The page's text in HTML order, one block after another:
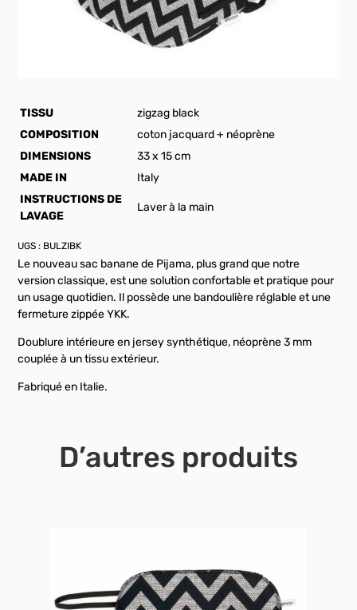
TISSU
zigzag black
COMPOSITION
coton jacquard + néoprène
DIMENSIONS
33 x 15 cm
MADE IN
Italy
INSTRUCTIONS DE
LAVAGE
Laver à la main
UGS : BULZIBK
Le nouveau sac banane de Pijama, plus grand que notre
version classique, est une solution confortable et pratique pour
un usage quotidien. Il possède une bandoulière réglable et une
fermeture zippée YKK.
Doublure intérieure en jersey synthétique, néoprène 3 mm
couplée à un tissu extérieur.
Fabriqué en Italie.
D’autres produits